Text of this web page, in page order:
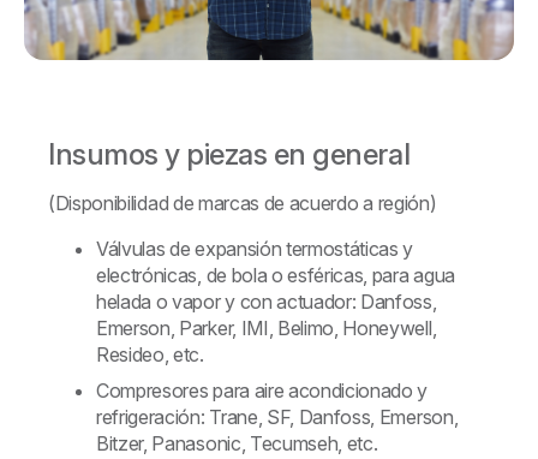
Insumos y piezas en general
(Disponibilidad de marcas de acuerdo a región)
Válvulas de expansión termostáticas y
electrónicas, de bola o esféricas, para agua
helada o vapor y con actuador: Danfoss,
Emerson, Parker, IMI, Belimo, Honeywell,
Resideo, etc.
Compresores para aire acondicionado y
refrigeración: Trane, SF, Danfoss, Emerson,
Bitzer, Panasonic, Tecumseh, etc.